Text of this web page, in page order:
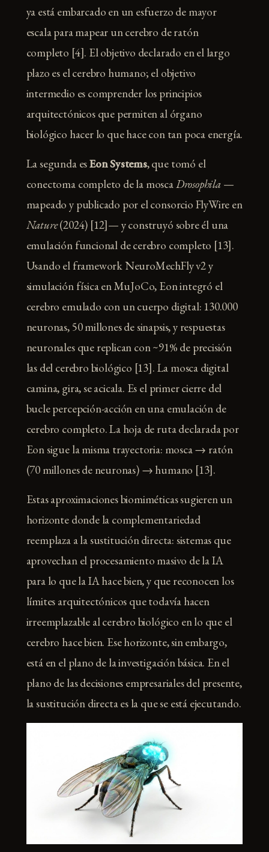
ya está embarcado en un esfuerzo de mayor
escala para mapear un cerebro de ratón
completo [4]. El objetivo declarado en el largo
plazo es el cerebro humano; el objetivo
intermedio es comprender los principios
arquitectónicos que permiten al órgano
biológico hacer lo que hace con tan poca energía.
La segunda esEon Systems, que tomó el
conectoma completo de la moscaDrosophila—
mapeado y publicado por el consorcio FlyWire en
Nature(2024) [12]— y construyó sobre él una
emulación funcional de cerebro completo [13].
Usando el framework NeuroMechFly v2 y
simulación física en MuJoCo, Eon integró el
cerebro emulado con un cuerpo digital: 130.000
neuronas, 50 millones de sinapsis, y respuestas
neuronales que replican con ~91% de precisión
las del cerebro biológico [13]. La mosca digital
camina, gira, se acicala. Es el primer cierre del
bucle percepción-acción en una emulación de
cerebro completo. La hoja de ruta declarada por
Eon sigue la misma trayectoria: mosca → ratón
(70 millones de neuronas) → humano [13].
Estas aproximaciones biomiméticas sugieren un
horizonte donde la complementariedad
reemplaza a la sustitución directa: sistemas que
aprovechan el procesamiento masivo de la IA
para lo que la IA hace bien, y que reconocen los
límites arquitectónicos que todavía hacen
irreemplazable al cerebro biológico en lo que el
cerebro hace bien. Ese horizonte, sin embargo,
está en el plano de la investigación básica. En el
plano de las decisiones empresariales del presente,
la sustitución directa es la que se está ejecutando.